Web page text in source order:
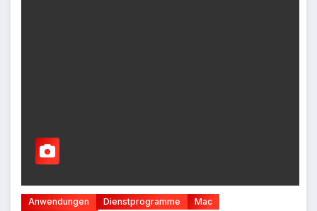
Anwendungen Dienstprogramme
Mac